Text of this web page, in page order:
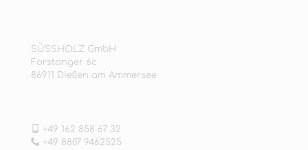
SÜSSHOLZ GmbH
Forstanger 6c
86911 Dießen am Ammersee
+49 162 858 67 32
+49 8807 9462525